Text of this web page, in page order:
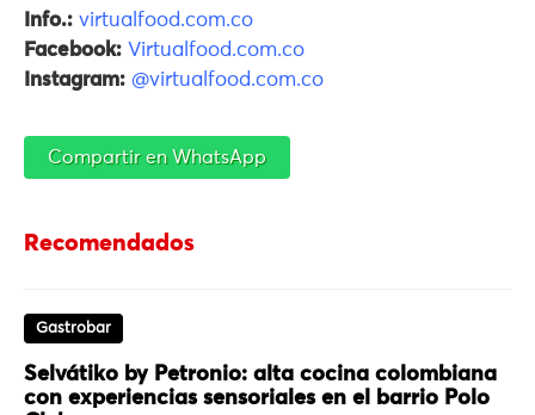
Info.: virtualfood.com.co
Facebook: Virtualfood.com.co
Instagram: @virtualfood.com.co
Compartir en WhatsApp
Recomendados
Gastrobar
Selvátiko by Petronio: alta cocina colombiana
con experiencias sensoriales en el barrio Polo